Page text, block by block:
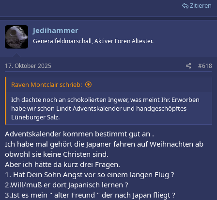
Zitieren
Jedihammer
Generalfeldmarschall, Aktiver Foren Ältester.
17. Oktober 2025 #618
Raven Montclair schrieb:
Ich dachte noch an schokolierten Ingwer, was meint Ihr. Erworben
habe wir schon Lindt Adventskalender und handgeschöpftes
Lüneburger Salz.
Adventskalender kommen bestimmt gut an .
Ich habe mal gehört die Japaner fahren auf Weihnachten ab
obwohl sie keine Christen sind.
Aber ich hätte da kurz drei Fragen.
1. Hat Dein Sohn Angst vor so einem langen Flug ?
2.Will/muß er dort Japanisch lernen ?
3.Ist es mein " alter Freund " der nach Japan fliegt ?